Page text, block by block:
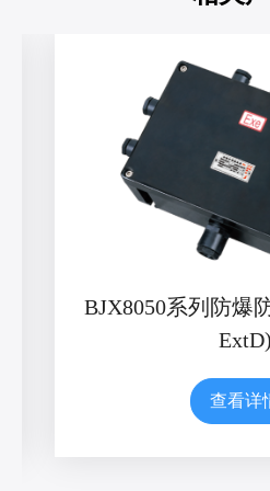
BJX8050系列防爆
ExtD)
查看详